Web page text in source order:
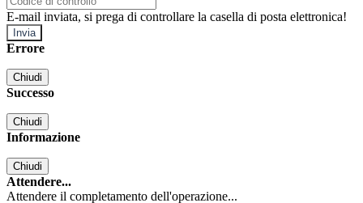
E-mail inviata, si prega di controllare la casella di posta elettronica!
Errore
Chiudi
Successo
Chiudi
Informazione
Chiudi
Attendere...
Attendere il completamento dell'operazione...